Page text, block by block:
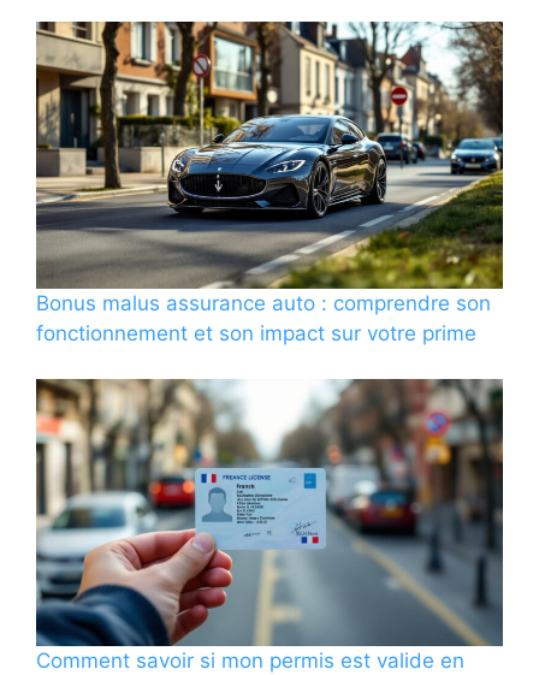
Bonus malus assurance auto : comprendre son
fonctionnement et son impact sur votre prime
Comment savoir si mon permis est valide en